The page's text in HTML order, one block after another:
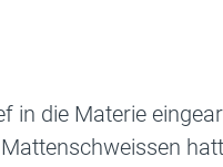
in die Materie